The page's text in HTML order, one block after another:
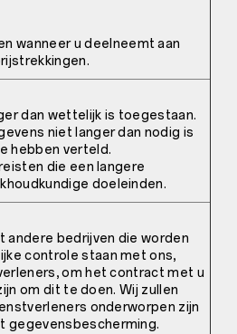
wanneer u deelneemt aan
dan wettelijk is toegestaan.
niet langer dan nodig is
hebben verteld.
die een langere
doeleinden.
andere bedrijven die worden
controle staan met ons,
om het contract met u
om dit te doen. Wij zullen
onderworpen zijn
gegevensbescherming.